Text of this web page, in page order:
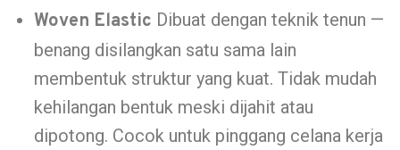
Woven Elastic Dibuat dengan teknik tenun —
benang disilangkan satu sama lain
membentuk struktur yang kuat. Tidak mudah
kehilangan bentuk meski dijahit atau
dipotong. Cocok untuk pinggang celana kerja